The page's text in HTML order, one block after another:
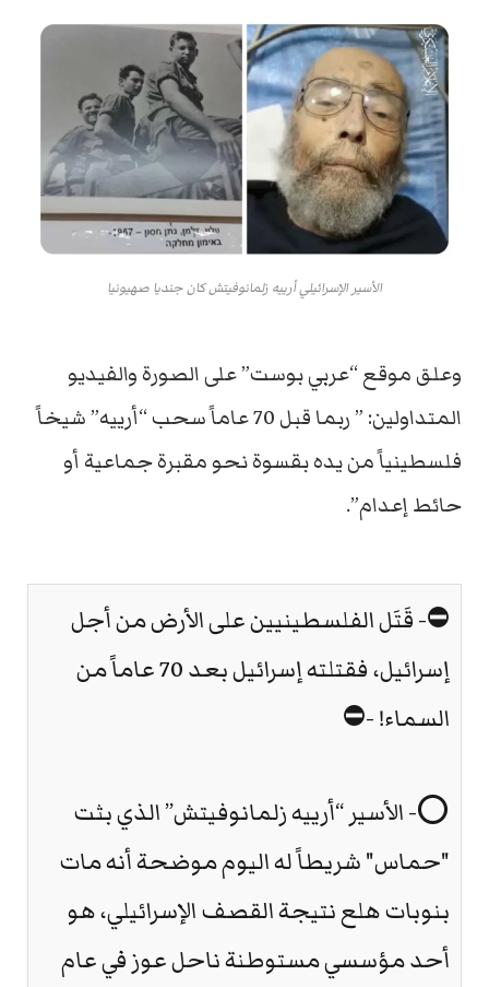
الأسير الإسرائيلي أرييه زلمانوفيتش كان جنديا صهيونيا
وعلق موقع “عربي بوست” على الصورة والفيديو
المتداولين: ” ربما قبل 70 عاماً سحب “أرييه” شيخاً
فلسطينياً من يده بقسوة نحو مقبرة جماعية أو
حائط إعدام”.
⛔- قَتَل الفلسطينيين على الأرض من أجل
إسرائيل، فقتلته إسرائيل بعد 70 عاماً من
السماء! -⛔
⭕- الأسير “أرييه زلمانوفيتش” الذي بثت
"حماس" شريطاً له اليوم موضحة أنه مات
بنوبات هلع نتيجة القصف الإسرائيلي، هو
أحد مؤسسي مستوطنة ناحل عوز في عام